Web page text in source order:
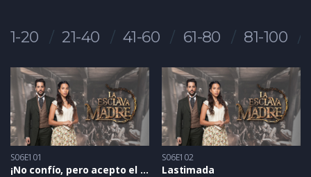
1-20 21-40 41-60 61-80 81-100
S06E101
¡No confío, pero acepto el trato!
S06E102
Lastimada